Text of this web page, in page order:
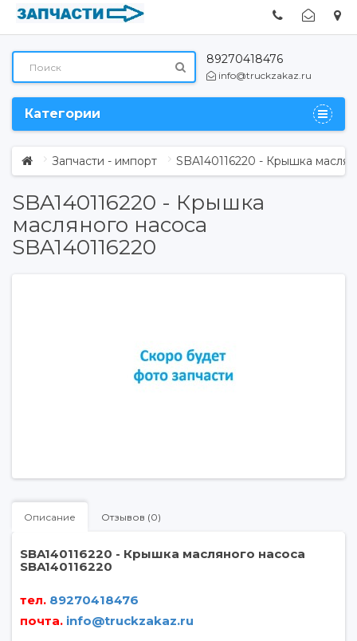
89270418476
info@truckzakaz.ru
Категории
Запчасти - импорт SBA140116220 - Крышка
SBA140116220 - Крышка
масляного насоса
SBA140116220
Описание Отзывов (0)
SBA140116220 - Крышка масляного насоса
SBA140116220
тел. 89270418476
почта. info@truckzakaz.ru